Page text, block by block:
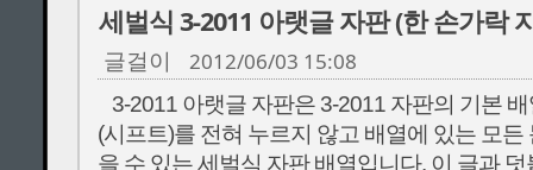
세벌식 3-2011 아랫글 자판 (한 손가락
글걸이 2012/06/03 15:08
3-2011 아랫글 자판은 3-2011 자판의 기본
(시프트)를 전혀 누르지 않고 배열에 있는 모
을 수 있는 세벌식 자판 배열입니다. 이 글과